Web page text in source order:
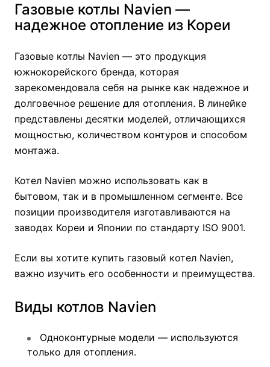
Газовые котлы Navien —
надежное отопление из Кореи
Газовые котлы Navien — это продукция
южнокорейского бренда, которая
зарекомендовала себя на рынке как надежное и
долговечное решение для отопления. В линейке
представлены десятки моделей, отличающихся
мощностью, количеством контуров и способом
монтажа.
Котел Navien можно использовать как в
бытовом, так и в промышленном сегменте. Все
позиции производителя изготавливаются на
заводах Кореи и Японии по стандарту ISO 9001.
Если вы хотите купить газовый котел Navien,
важно изучить его особенности и преимущества.
Виды котлов Navien
Одноконтурные модели — используются
только для отопления.